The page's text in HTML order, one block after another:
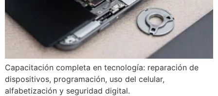
Capacitación completa en tecnología: reparación de
dispositivos, programación, uso del celular,
alfabetización y seguridad digital.